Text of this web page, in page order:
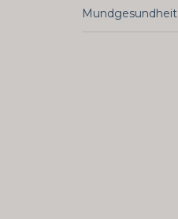
Mundgesundheit